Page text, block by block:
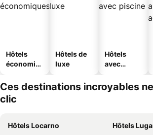
Hôtels
économiq
Hôtels de
luxe
Hôtels
avec
Ces destinations incroyables
clic
Hôtels Locarno
Hôtels